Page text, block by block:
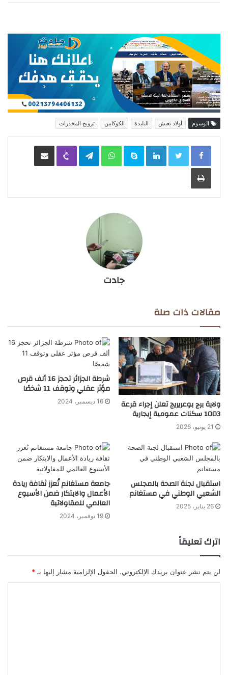
الوسوم أولاد يعيش البليدة الكوكايين ترويج المخدرات
LinkedIn
Skype
WhatsApp
Telegram
Viber مشاركة عبر البريد
طباعة
جادت
مقالات ذات صلة
ولاية برج بوعريريج تعلن إجراء قرعة
1003 سكنات عمومية إيجارية
21 يونيو، 2026
شرطة الجزائر تحجز 16 ألف قرص
مؤثر عقلي وتوقف 11 شخصًا
16 ديسمبر، 2024
استقبال لجنة الصحة بالمجلس
الشعبي الوطني في مستغانم
26 يناير، 2025
جامعة مستغانم تُعزز ثقافة ريادة
الأعمال والابتكار ضمن الأسبوع
العالمي للمقاولاتية
19 نوفمبر، 2024
اترك تعليقاً
لن يتم نشر عنوان بريدك الإلكتروني. الحقول الإلزامية مشار إليها بـ *